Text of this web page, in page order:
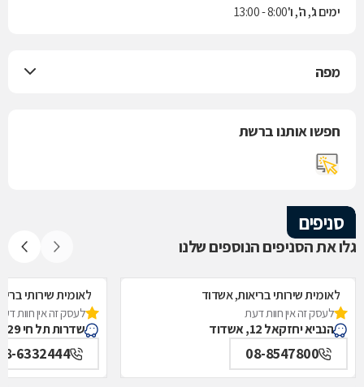
ימים ג', ה', ו'8:00 - 13:00
מפה
חפשו אותנו ברשת
סניפים
גלו את הסניפים הנוספים שלנו
לאומית שירותי בריאות, אשדוד
לעסק זה אין חוות דעת
הנביא יחזקאל 12, אשדוד
08-8547800
לאומית שירותי
לעסק זה אין חוות
שדרות תל חי 29, אשדוד
6332444